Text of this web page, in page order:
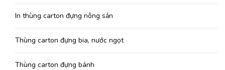
In thùng carton đựng nông sản
Thùng carton đựng bia, nước ngọt
Thùng carton đựng bánh